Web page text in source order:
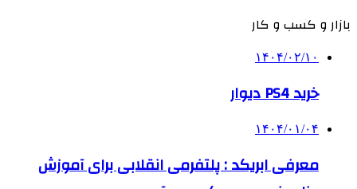
بازار و کسب و کار
۱۴۰۴/۰۲/۱۰
خرید PS4 دیوار
۱۴۰۴/۰۱/۰۴
معرفی ابریکد : پلتفرمی انقلابی برای آموزش